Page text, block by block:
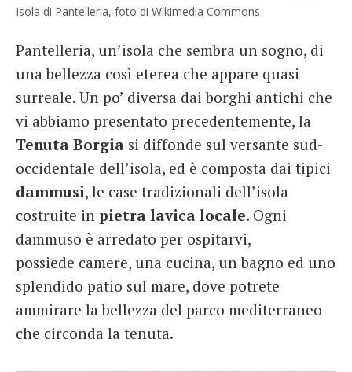
Isola di Pantelleria, foto di Wikimedia Commons
Pantelleria, un’isola che sembra un sogno, di
una bellezza così eterea che appare quasi
surreale. Un po’ diversa dai borghi antichi che
vi abbiamo presentato precedentemente, la
Tenuta Borgia si diffonde sul versante sud-
occidentale dell’isola, ed è composta dai tipici
dammusi, le case tradizionali dell’isola
costruite in pietra lavica locale. Ogni
dammuso è arredato per ospitarvi,
possiede camere, una cucina, un bagno ed uno
splendido patio sul mare, dove potrete
ammirare la bellezza del parco mediterraneo
che circonda la tenuta.